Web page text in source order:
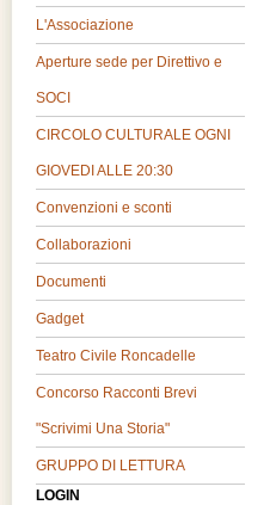
L'Associazione
Aperture sede per Direttivo e
SOCI
CIRCOLO CULTURALE OGNI
GIOVEDI ALLE 20:30
Convenzioni e sconti
Collaborazioni
Documenti
Gadget
Teatro Civile Roncadelle
Concorso Racconti Brevi
"Scrivimi Una Storia"
GRUPPO DI LETTURA
LOGIN